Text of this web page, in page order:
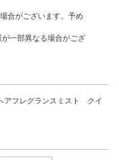
合がございます。予め
一部異なる場合がござ
アフレグランスミスト クイ